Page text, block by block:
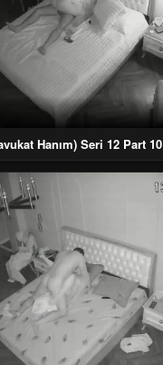
Hanım) Seri 12 Part 10